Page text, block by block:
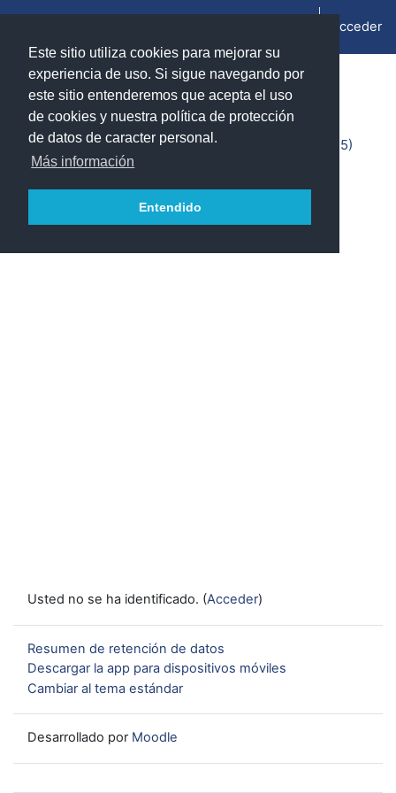
Este sitio utiliza cookies para mejorar su
experiencia de uso. Si sigue navegando por
este sitio entenderemos que acepta el uso
de cookies y nuestra política de protección
de datos de caracter personal.
Más información
Entendido
Panel lateral
Acceder
Información del curso
Radiometría, fotometría, color y fotografía (2024/2025)
Usted no se ha identificado. (Acceder)
Resumen de retención de datos
Descargar la app para dispositivos móviles
Cambiar al tema estándar
Desarrollado por Moodle